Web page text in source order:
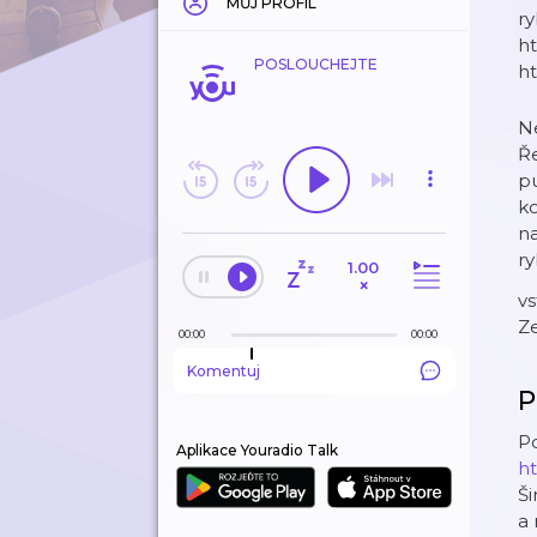
POSLOUCHEJTE
1.00
×
00:00 00:00
Komentuj
Aplikace Youradio Talk
a